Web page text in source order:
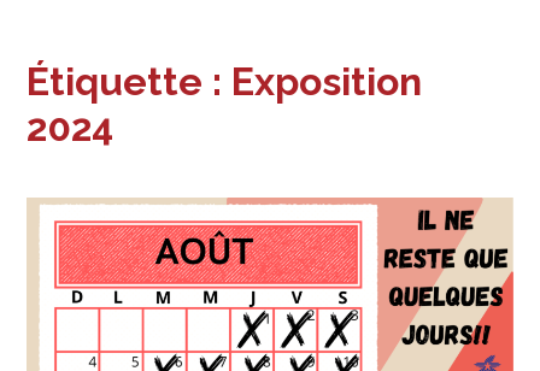
DE LA CÔTE-NORD
Étiquette : Exposition
2024